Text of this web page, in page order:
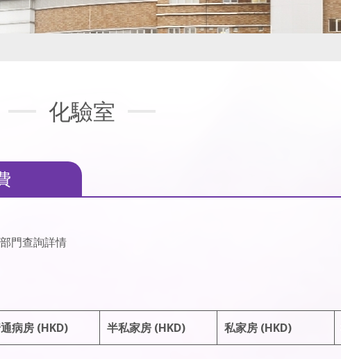
化驗室
門查詢詳情
病房 (HKD) 半私家房 (HKD) 私家房 (HKD)